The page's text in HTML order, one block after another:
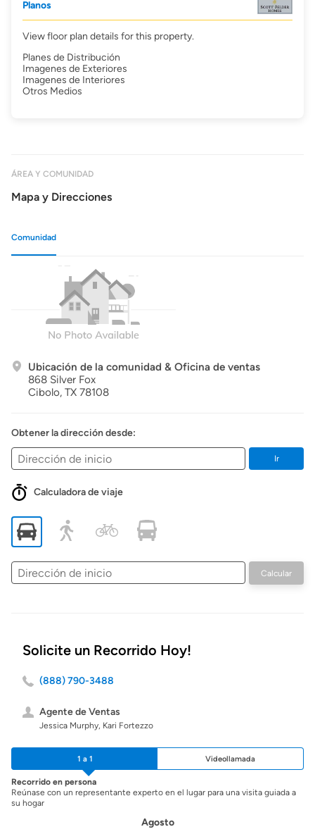
Planos
View floor plan details for this property.
Planes de Distribución
Imagenes de Exteriores
Imagenes de Interiores
Otros Medios
ÁREA Y COMUNIDAD
Mapa y Direcciones
Comunidad
Ubicación de la comunidad & Oficina de ventas
868 Silver Fox
Cibolo, TX 78108
Obtener la dirección desde:
Ir
Calculadora de viaje
Dirección
de
Calcular
Solicite un Recorrido Hoy!
(888) 790-3488
Agente de Ventas
Jessica Murphy, Kari Fortezzo
1 a 1 Videollamada
Recorrido en persona
Reúnase con un representante experto en el lugar para una visita guiada a
su hogar
Agosto